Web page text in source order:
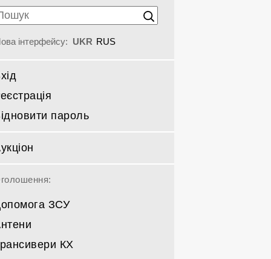
інтерфейсу: UKR RUS
пароль
ЗСУ
Спрямовані КВ
КХ